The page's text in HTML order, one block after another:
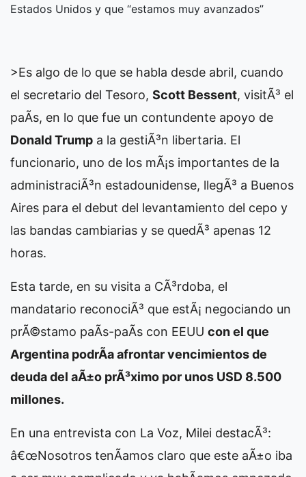
Estados Unidos y que “estamos muy avanzados”
>Es algo de lo que se habla desde abril, cuando
el secretario del Tesoro, Scott Bessent, visitÃ³ el
paÃ­s, en lo que fue un contundente apoyo de
Donald Trump a la gestiÃ³n libertaria. El
funcionario, uno de los mÃ¡s importantes de la
administraciÃ³n estadounidense, llegÃ³ a Buenos
Aires para el debut del levantamiento del cepo y
las bandas cambiarias y se quedÃ³ apenas 12
horas.
Esta tarde, en su visita a CÃ³rdoba, el
mandatario reconociÃ³ que estÃ¡ negociando un
prÃ©stamo paÃ­s-paÃ­s con EEUU con el que
Argentina podrÃ­a afrontar vencimientos de
deuda del aÃ±o prÃ³ximo por unos USD 8.500
millones.
En una entrevista con La Voz, Milei destacÃ³:
â€œNosotros tenÃ­amos claro que este aÃ±o iba